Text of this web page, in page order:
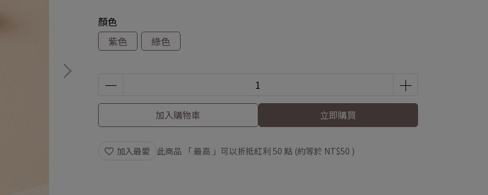
顏色
紫色
綠色
加入購物車 立即購買
加入最愛 此商品 「 最高 」可以折抵紅利 50 點 (約等於 NT$50 )